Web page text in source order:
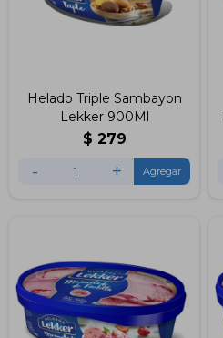
Helado Triple Sambayon
Lekker 900Ml
$ 279
- +